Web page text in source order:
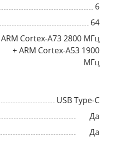
6
64
ARM Cortex-A73 2800 МГц
+ ARM Cortex-A53 1900
МГц
USB Type-C
Да
Да